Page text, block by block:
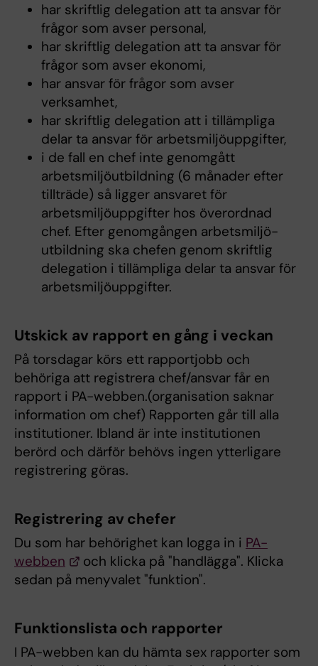
har skriftlig delegation att ta ansvar för
frågor som avser personal,
har skriftlig delegation att ta ansvar för
frågor som avser ekonomi,
har ansvar för frågor som avser
verksamhet,
har skriftlig delegation att i tillämpliga
delar ta ansvar för arbetsmiljöuppgifter,
i de fall en chef inte genomgått
arbetsmiljöutbildning (6 månader efter
tillträde) så ligger ansvaret för
arbetsmiljöuppgifter hos överordnad
chef. Efter genomgången arbetsmiljö-
utbildning ska chefen genom skriftlig
delegation i tillämpliga delar ta ansvar för
arbetsmiljöuppgifter.
Utskick av rapport en gång i veckan
På torsdagar körs ett rapportjobb och
behöriga att registrera chef/ansvar får en
rapport i PA-webben.(organisation saknar
information om chef) Rapporten går till alla
institutioner. Ibland är inte institutionen
berörd och därför behövs ingen ytterligare
registrering göras.
Registrering av chefer
Du som har behörighet kan logga in i PA-
webben
och klicka på "handlägga". Klicka
sedan på menyvalet "funktion".
Funktionslista och rapporter
I PA-webben kan du hämta sex rapporter som